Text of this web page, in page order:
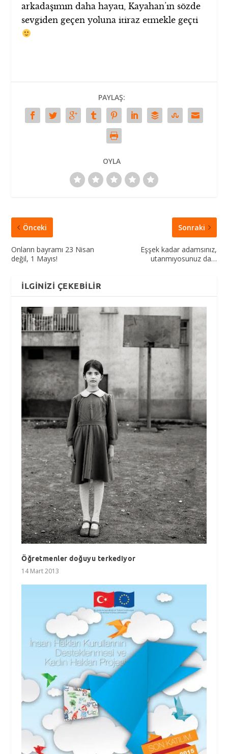
arkadaşımın daha hayatı, Kayahan’ın sözde
sevgiden geçen yoluna itiraz etmekle geçti
PAYLAŞ:
OYLA
Önceki
Onların bayramı 23 Nisan
değil, 1 Mayıs!
Sonraki
Eşşek kadar adamsınız,
utanmıyosunuz da…
İLGINIZI ÇEKEBILIR
Öğretmenler doğuyu terkediyor
14 Mart 2013